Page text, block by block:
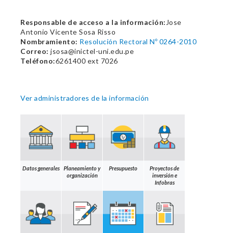
Responsable de acceso a la información: Jose
Antonio Vicente Sosa Risso
Nombramiento: Resolución Rectoral Nº 0264-2010
Correo: jsosa@inictel-uni.edu.pe
Teléfono:6261400 ext 7026
Ver administradores de la información
Datos generales
Planeamiento y
organización
Presupuesto
Proyectos de
inversión e
Infobras